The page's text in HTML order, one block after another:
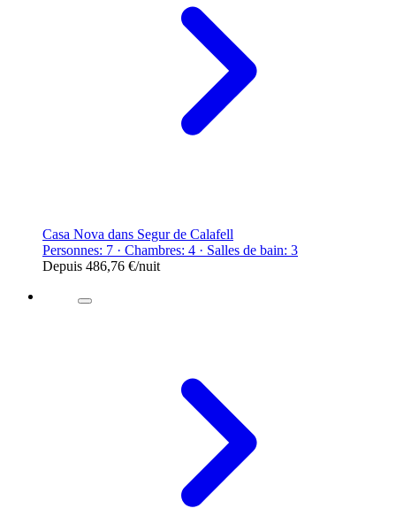
Casa Nova dans Segur de Calafell
Personnes: 7 · Chambres: 4 · Salles de bain: 3
Depuis 486,76 €/nuit